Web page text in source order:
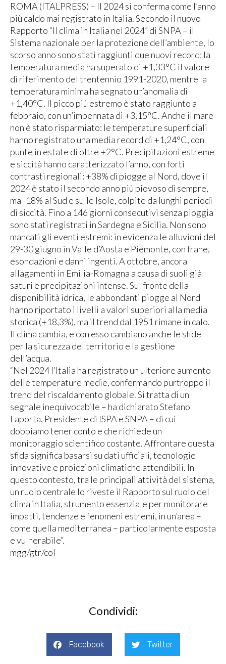
ROMA (ITALPRESS) – Il 2024 si conferma come l’anno
più caldo mai registrato in Italia. Secondo il nuovo
Rapporto “Il clima in Italia nel 2024” di SNPA – il
Sistema nazionale per la protezione dell’ambiente, lo
scorso anno sono stati raggiunti due nuovi record: la
temperatura media ha superato di +1,33°C il valore
di riferimento del trentennio 1991-2020, mentre la
temperatura minima ha segnato un’anomalia di
+1,40°C. Il picco più estremo è stato raggiunto a
febbraio, con un’impennata di +3,15°C. Anche il mare
non è stato risparmiato: le temperature superficiali
hanno registrato una media record di +1,24°C, con
punte in estate di oltre +2°C. Precipitazioni estreme
e siccità hanno caratterizzato l’anno, con forti
contrasti regionali: +38% di piogge al Nord, dove il
2024 è stato il secondo anno più piovoso di sempre,
ma -18% al Sud e sulle Isole, colpite da lunghi periodi
di siccità. Fino a 146 giorni consecutivi senza pioggia
sono stati registrati in Sardegna e Sicilia. Non sono
mancati gli eventi estremi: in evidenza le alluvioni del
29-30 giugno in Valle d’Aosta e Piemonte, con frane,
esondazioni e danni ingenti. A ottobre, ancora
allagamenti in Emilia-Romagna a causa di suoli già
saturi e precipitazioni intense. Sul fronte della
disponibilità idrica, le abbondanti piogge al Nord
hanno riportato i livelli a valori superiori alla media
storica (+18,3%), ma il trend dal 1951 rimane in calo.
Il clima cambia, e con esso cambiano anche le sfide
per la sicurezza del territorio e la gestione
dell’acqua.
“Nel 2024 l’Italia ha registrato un ulteriore aumento
delle temperature medie, confermando purtroppo il
trend del riscaldamento globale. Si tratta di un
segnale inequivocabile – ha dichiarato Stefano
Laporta, Presidente di ISPA e SNPA – di cui
dobbiamo tener conto e che richiede un
monitoraggio scientifico costante. Affrontare questa
sfida significa basarsi su dati ufficiali, tecnologie
innovative e proiezioni climatiche attendibili. In
questo contesto, tra le principali attività del sistema,
un ruolo centrale lo riveste il Rapporto sul ruolo del
clima in Italia, strumento essenziale per monitorare
impatti, tendenze e fenomeni estremi, in un’area –
come quella mediterranea – particolarmente esposta
e vulnerabile”.
mgg/gtr/col
Condividi:
Facebook Twitter